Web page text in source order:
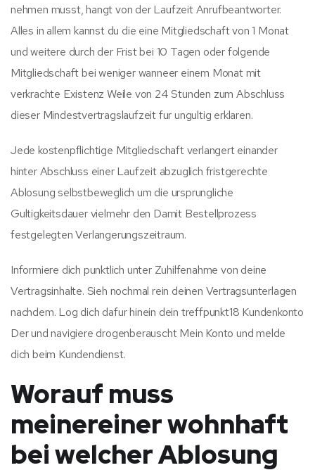
nehmen musst, hangt von der Laufzeit Anrufbeantworter.
Alles in allem kannst du die eine Mitgliedschaft von 1 Monat
und weitere durch der Frist bei 10 Tagen oder folgende
Mitgliedschaft bei weniger wanneer einem Monat mit
verkrachte Existenz Weile von 24 Stunden zum Abschluss
dieser Mindestvertragslaufzeit fur ungultig erklaren.
Jede kostenpflichtige Mitgliedschaft verlangert einander
hinter Abschluss einer Laufzeit abzuglich fristgerechte
Ablosung selbstbeweglich um die ursprungliche
Gultigkeitsdauer vielmehr den Damit Bestellprozess
festgelegten Verlangerungszeitraum.
Informiere dich punktlich unter Zuhilfenahme von deine
Vertragsinhalte. Sieh nochmal rein deinen Vertragsunterlagen
nachdem. Log dich dafur hinein dein treffpunkt18 Kundenkonto
Der und navigiere drogenberauscht Mein Konto und melde
dich beim Kundendienst.
Worauf muss
meinereiner wohnhaft
bei welcher Ablosung